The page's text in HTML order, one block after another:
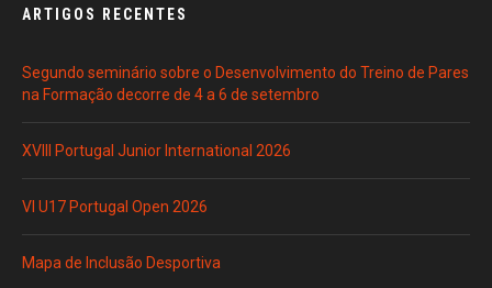
ARTIGOS RECENTES
Segundo seminário sobre o Desenvolvimento do Treino de Pares
na Formação decorre de 4 a 6 de setembro
XVIII Portugal Junior International 2026
VI U17 Portugal Open 2026
Mapa de Inclusão Desportiva